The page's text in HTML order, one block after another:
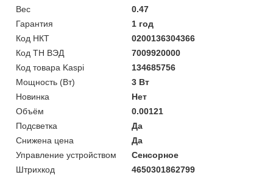
Вес
0.47
Гарантия
1 год
Код НКТ
0200136304366
Код ТН ВЭД
7009920000
Код товара Kaspi
134685756
Мощность (Bт)
3 Вт
Новинка
Нет
Объём
0.00121
Подсветка
Да
Снижена цена
Да
Управление устройством
Сенсорное
Штрихкод
4650301862799